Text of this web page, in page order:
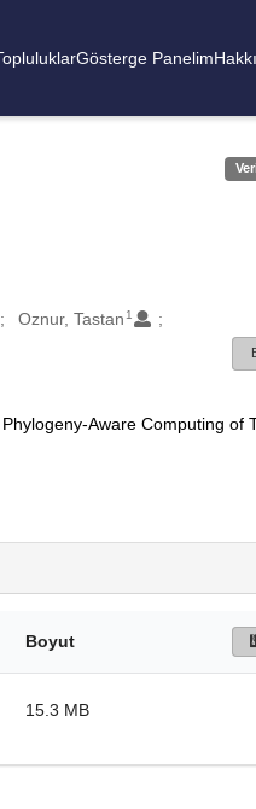
Gösterge Panelim
Oznur, Tastan 1
Aware Computing of
Boyut
15.3 MB